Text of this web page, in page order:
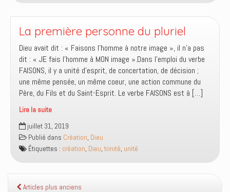
ce
qu’il
fait
dans
le
passé
!
La première personne du pluriel
Dieu avait dit : « Faisons l’homme à notre image », il n’a pas
dit : « JE fais l’homme à MON image ».Dans l’emploi du verbe
FAISONS, il y a unité d’esprit, de concertation, de décision ;
une même pensée, un même coeur, une action commune du
Père, du Fils et du Saint-Esprit. Le verbe FAISONS est à […]
Lire la suite
La
première
personne
du
juillet 31, 2019
Publié dans Création, Dieu
Étiquettes : création, Dieu, trinité, unité
Articles plus anciens